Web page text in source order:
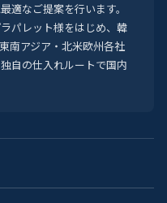
適なご提案を行います。
パレット様をはじめ、韓
南アジア・北米欧州各社
自の仕入れルートで国内